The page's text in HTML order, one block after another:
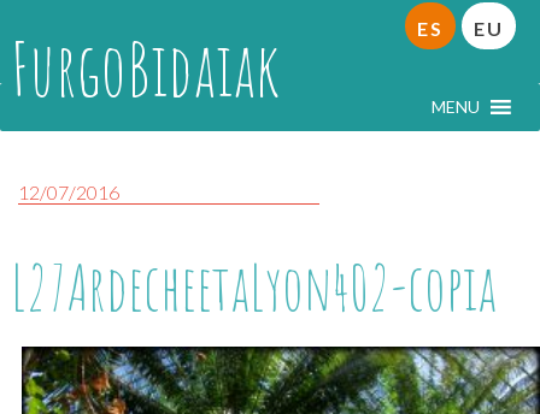
FurgoBidaiak MENU
ES EU
12/07/2016
L27ArdecheetaLyon402-copia